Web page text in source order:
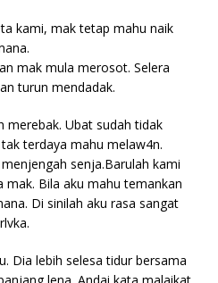
kami, mak tetap mahu naik
mak mula merosot. Selera
turun mendadak.
merebak. Ubat sudah tidak
terdaya mahu melaw4n.
senja.Barulah kami
mak. Bila aku mahu temankan
Di sinilah aku rasa sangat
Dia lebih selesa tidur bersama
lena. Andai kata malaikat